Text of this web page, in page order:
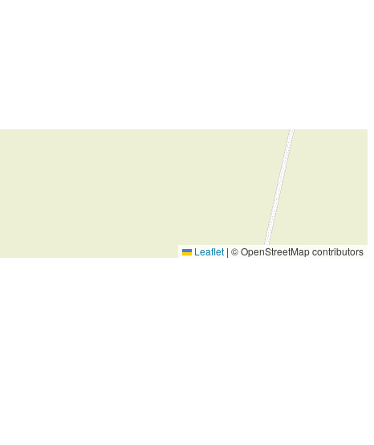
Leaflet | © OpenStreetMap contributors